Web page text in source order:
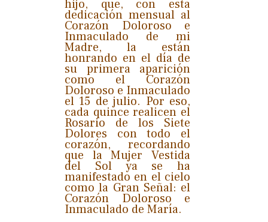
hijo, que, con esta
dedicación mensual al
Corazón Doloroso e
Inmaculado de mi
Madre, la están
honrando en el día de
su primera aparición
como el Corazón
Doloroso e Inmaculado
el 15 de julio. Por eso,
cada quince realicen el
Rosario de los Siete
Dolores con todo el
corazón, recordando
que la Mujer Vestida
del Sol ya se ha
manifestado en el cielo
como la Gran Señal: el
Corazón Doloroso e
Inmaculado de María.